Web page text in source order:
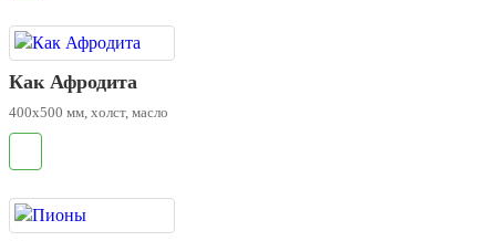
Как Афродита
400х500 мм, холст, масло